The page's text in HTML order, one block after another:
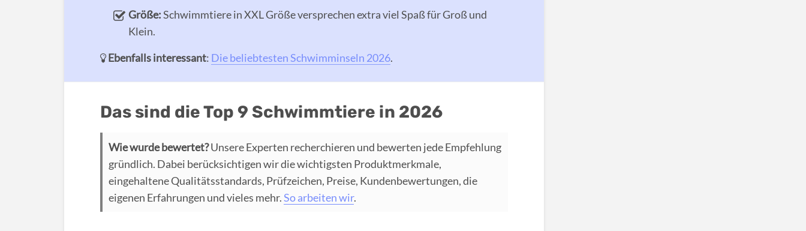
Größe:Schwimmtiere in XXL Größe versprechen extra viel Spaß für Groß und
Klein.
Ebenfalls interessant: Die beliebtesten Schwimminseln 2026.
Das sind die Top 9 Schwimmtiere in 2026
Wie wurde bewertet?Unsere Experten recherchieren und bewerten jede Empfehlung
gründlich. Dabei berücksichtigen wir die wichtigsten Produktmerkmale,
eingehaltene Qualitätsstandards, Prüfzeichen, Preise, Kundenbewertungen, die
eigenen Erfahrungen und vieles mehr.So arbeiten wir.